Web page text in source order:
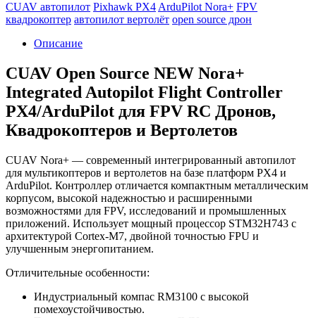
CUAV автопилот Pixhawk PX4 ArduPilot Nora+ FPV
квадрокоптер автопилот вертолёт open source дрон
Описание
CUAV Open Source NEW Nora+
Integrated Autopilot Flight Controller
PX4/ArduPilot для FPV RC Дронов,
Квадрокоптеров и Вертолетов
CUAV Nora+ — современный интегрированный автопилот
для мультикоптеров и вертолетов на базе платформ PX4 и
ArduPilot. Контроллер отличается компактным металлическим
корпусом, высокой надежностью и расширенными
возможностями для FPV, исследований и промышленных
приложений. Использует мощный процессор STM32H743 с
архитектурой Cortex-M7, двойной точностью FPU и
улучшенным энергопитанием.
Отличительные особенности:
Индустриальный компас RM3100 с высокой
помехоустойчивостью.